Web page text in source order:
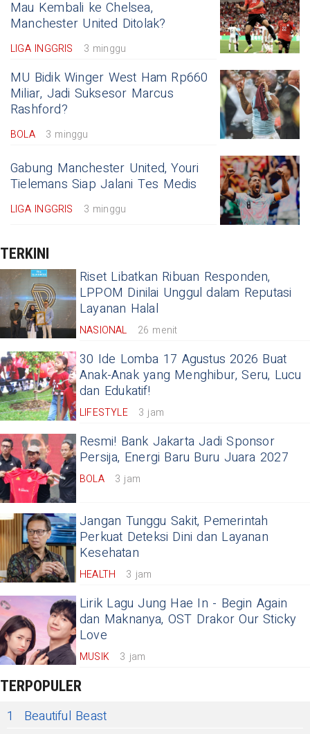
Mau Kembali ke Chelsea,
Manchester United Ditolak?
LIGA INGGRIS 3 minggu
MU Bidik Winger West Ham Rp660
Miliar, Jadi Suksesor Marcus
Rashford?
BOLA 3 minggu
Gabung Manchester United, Youri
Tielemans Siap Jalani Tes Medis
LIGA INGGRIS 3 minggu
TERKINI
Riset Libatkan Ribuan Responden,
LPPOM Dinilai Unggul dalam Reputasi
Layanan Halal
NASIONAL 26 menit
30 Ide Lomba 17 Agustus 2026 Buat
Anak-Anak yang Menghibur, Seru, Lucu
dan Edukatif!
LIFESTYLE 3 jam
Resmi! Bank Jakarta Jadi Sponsor
Persija, Energi Baru Buru Juara 2027
BOLA 3 jam
Jangan Tunggu Sakit, Pemerintah
Perkuat Deteksi Dini dan Layanan
Kesehatan
HEALTH 3 jam
Lirik Lagu Jung Hae In - Begin Again
dan Maknanya, OST Drakor Our Sticky
Love
MUSIK 3 jam
TERPOPULER
1
Beautiful Beast